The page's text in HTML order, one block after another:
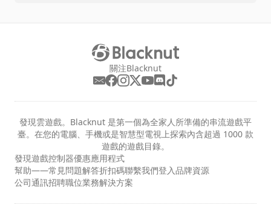
關注Blacknut
發現雲遊戲。Blacknut 是第一個為全家人所準備的串流遊戲平
臺。在您的電腦、手機或是智慧型電視上探索內含超過 1000 款
遊戲的遊戲目錄。
發現遊戲控制器優惠應用程式
幫助——常見問題解答折扣碼聯繫我們登入品牌資源
公司通訊招聘職位業務解決方案